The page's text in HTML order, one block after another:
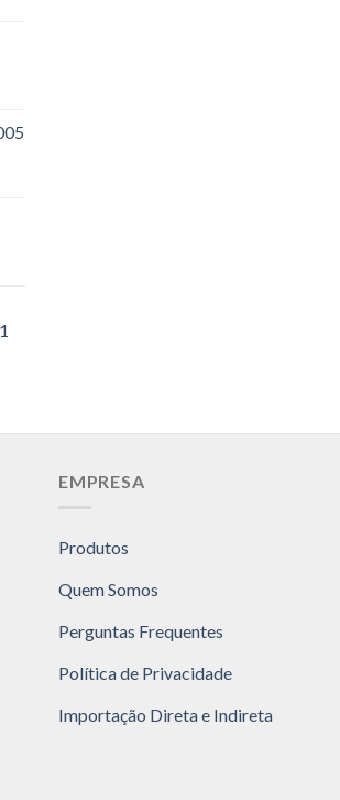
EMPRESA
Produtos
Quem Somos
Perguntas Frequentes
Política de Privacidade
Importação Direta e Indireta